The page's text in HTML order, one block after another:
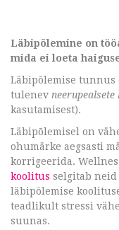
Läbipõlemine on
mida ei loeta
Läbipõlemise tunnus
tulenev
kasutamisest).
Läbipõlemisel on
ohumärke aegsasti
korrigeerida.
koolitus selgitab neid
läbipõlemise
teadlikult stressi
suunas.